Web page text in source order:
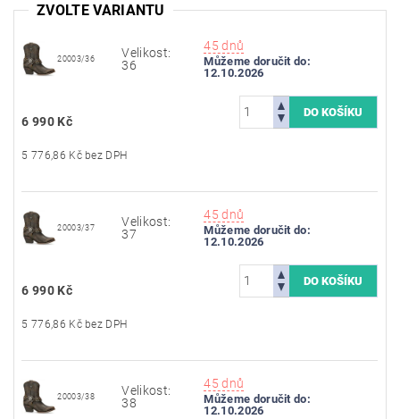
ZVOLTE VARIANTU
20003/36
Velikost:
36
45 dnů
Můžeme doručit do:
12.10.2026
6 990 Kč
5 776,86 Kč bez DPH
20003/37
Velikost:
37
45 dnů
Můžeme doručit do:
12.10.2026
6 990 Kč
5 776,86 Kč bez DPH
20003/38
Velikost:
38
45 dnů
Můžeme doručit do:
12.10.2026